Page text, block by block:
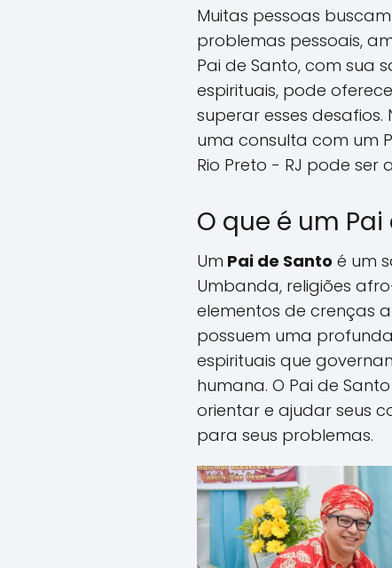
Muitas pessoas
problemas pessoais,
Pai de Santo, com sua
espirituais, pode
superar esses
uma consulta com um
Rio Preto - RJ pode
O que é um
Um Pai de Santo é um
Umbanda, religiões
elementos de crenças
possuem uma
espirituais que
humana. O Pai de
orientar e ajudar seus
para seus problemas.